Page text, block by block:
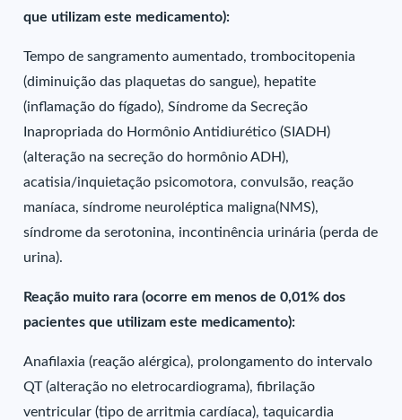
que utilizam este medicamento):
Tempo de sangramento aumentado, trombocitopenia
(diminuição das plaquetas do sangue), hepatite
(inflamação do fígado), Síndrome da Secreção
Inapropriada do Hormônio Antidiurético (SIADH)
(alteração na secreção do hormônio ADH),
acatisia/inquietação psicomotora, convulsão, reação
maníaca, síndrome neuroléptica maligna(NMS),
síndrome da serotonina, incontinência urinária (perda de
urina).
Reação muito rara (ocorre em menos de 0,01% dos
pacientes que utilizam este medicamento):
Anafilaxia (reação alérgica), prolongamento do intervalo
QT (alteração no eletrocardiograma), fibrilação
ventricular (tipo de arritmia cardíaca), taquicardia